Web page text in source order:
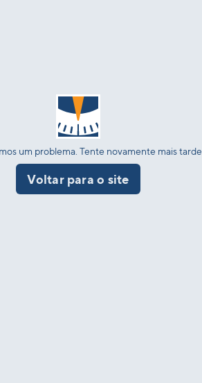
um problema. Tente novamente mais tarde.
Voltar para o site